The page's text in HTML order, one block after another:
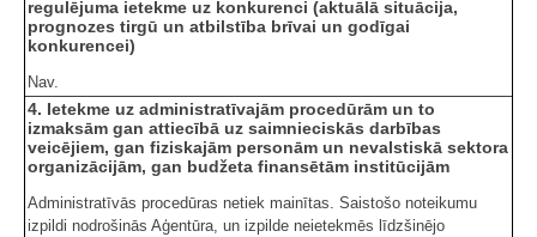
regulējuma ietekme uz konkurenci (aktuālā situācija,
prognozes tirgū un atbilstība brīvai un godīgai
konkurencei)
Nav.
4. Ietekme uz administratīvajām procedūrām un to
izmaksām gan attiecībā uz saimnieciskās darbības
veicējiem, gan fiziskajām personām un nevalstiskā sektora
organizācijām, gan budžeta finansētām institūcijām
Administratīvās procedūras netiek mainītas. Saistošo noteikumu
izpildi nodrošinās Aģentūra, un izpilde neietekmēs līdzšinējo